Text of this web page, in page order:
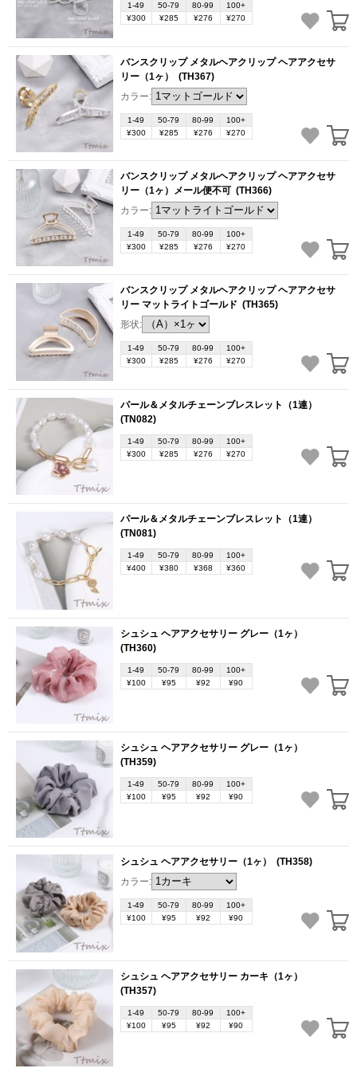
1-49 50-79 80-99
100+
¥300
¥285 ¥276 ¥270
バンスクリップ メタルヘアクリップ ヘアアクセサ
リー（1ヶ）
(TH367)
カラー:
1-49 50-79 80-99
100+
¥300
¥285 ¥276 ¥270
バンスクリップ メタルヘアクリップ ヘアアクセサ
リー（1ヶ）メール便不可 (TH366)
カラー:
1-49 50-79 80-99
100+
¥300
¥285 ¥276 ¥270
バンスクリップ メタルヘアクリップ ヘアアクセサ
リー マットライトゴールド (TH365)
形状:
1-49 50-79 80-99
100+
¥300
¥285 ¥276 ¥270
パール＆メタルチェーンブレスレット（1連）
(TN082)
1-49 50-79 80-99
100+
¥300
¥285 ¥276 ¥270
パール＆メタルチェーンブレスレット（1連）
(TN081)
1-49 50-79 80-99
100+
¥400
¥380 ¥368 ¥360
シュシュ ヘアアクセサリー グレー（1ヶ）
(TH360)
1-49 50-79 80-99
100+
¥100
¥95 ¥92 ¥90
シュシュ ヘアアクセサリー グレー（1ヶ）
(TH359)
1-49 50-79 80-99
100+
¥100
¥95 ¥92 ¥90
シュシュ ヘアアクセサリー（1ヶ）
(TH358)
カラー:
1-49 50-79 80-99
100+
¥100
¥95 ¥92 ¥90
シュシュ ヘアアクセサリー カーキ（1ヶ）
(TH357)
1-49 50-79 80-99
100+
¥100
¥95 ¥92 ¥90